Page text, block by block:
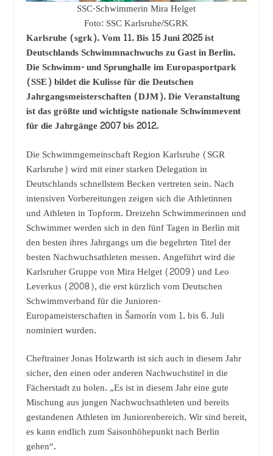
SSC-Schwimmerin Mira Helget
Foto: SSC Karlsruhe/SGRK
Karlsruhe (sgrk). Vom 11. Bis 15 Juni 2025 ist
Deutschlands Schwimmnachwuchs zu Gast in Berlin.
Die Schwimm- und Sprunghalle im Europasportpark
(SSE) bildet die Kulisse für die Deutschen
Jahrgangsmeisterschaften (DJM). Die Veranstaltung
ist das größte und wichtigste nationale Schwimmevent
für die Jahrgänge 2007 bis 2012.
Die Schwimmgemeinschaft Region Karlsruhe (SGR
Karlsruhe) wird mit einer starken Delegation in
Deutschlands schnellstem Becken vertreten sein. Nach
intensiven Vorbereitungen zeigen sich die Athletinnen
und Athleten in Topform. Dreizehn Schwimmerinnen und
Schwimmer werden sich in den fünf Tagen in Berlin mit
den besten ihres Jahrgangs um die begehrten Titel der
besten Nachwuchsathleten messen. Angeführt wird die
Karlsruher Gruppe von Mira Helget (2009) und Leo
Leverkus (2008), die erst kürzlich vom Deutschen
Schwimmverband für die Junioren-
Europameisterschaften in Šamorín vom 1. bis 6. Juli
nominiert wurden.
Cheftrainer Jonas Holzwarth ist sich auch in diesem Jahr
sicher, den einen oder anderen Nachwuchstitel in die
Fächerstadt zu holen. „Es ist in diesem Jahr eine gute
Mischung aus jungen Nachwuchsathleten und bereits
gestandenen Athleten im Juniorenbereich. Wir sind bereit,
es kann endlich zum Saisonhöhepunkt nach Berlin
gehen“.